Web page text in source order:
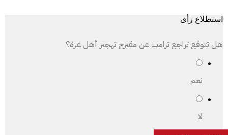
استطلاع رأى
هل تتوقع تراجع ترامب عن مقترح تهجير أهل غزة؟
نعم
لا